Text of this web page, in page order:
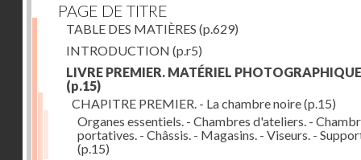
PAGE DE TITRE
TABLE DES MATIÈRES (p.629)
INTRODUCTION (p.r5)
LIVRE PREMIER. MATÉRIEL PHOTOGRAPHIQUE
(p.15)
CHAPITRE PREMIER. - La chambre noire(p.15)
Organes essentiels. - Chambres d'ateliers. -
portatives. - Châssis. - Magasins. - Viseurs. -
(p.15)